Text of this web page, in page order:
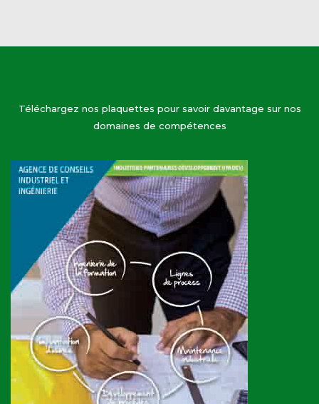
Téléchargez nos plaquettes pour savoir davantage sur nos
domaines de compétences